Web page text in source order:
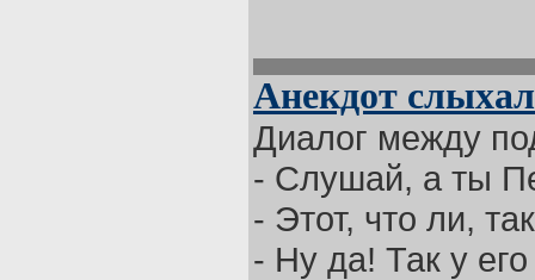
Анекдот
Диалог между
- Слушай, а ты
- Этот, что ли,
- Ну да! Так у